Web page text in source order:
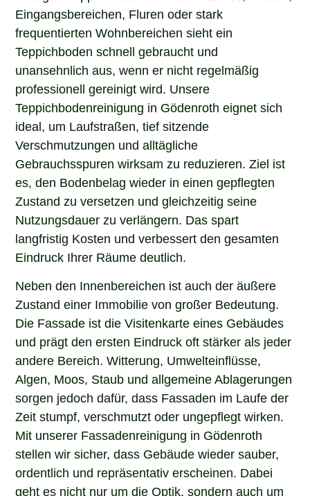
Eingangsbereichen, Fluren oder stark
frequentierten Wohnbereichen sieht ein
Teppichboden schnell gebraucht und
unansehnlich aus, wenn er nicht regelmäßig
professionell gereinigt wird. Unsere
Teppichbodenreinigung in Gödenroth eignet sich
ideal, um Laufstraßen, tief sitzende
Verschmutzungen und alltägliche
Gebrauchsspuren wirksam zu reduzieren. Ziel ist
es, den Bodenbelag wieder in einen gepflegten
Zustand zu versetzen und gleichzeitig seine
Nutzungsdauer zu verlängern. Das spart
langfristig Kosten und verbessert den gesamten
Eindruck Ihrer Räume deutlich.
Neben den Innenbereichen ist auch der äußere
Zustand einer Immobilie von großer Bedeutung.
Die Fassade ist die Visitenkarte eines Gebäudes
und prägt den ersten Eindruck oft stärker als jeder
andere Bereich. Witterung, Umwelteinflüsse,
Algen, Moos, Staub und allgemeine Ablagerungen
sorgen jedoch dafür, dass Fassaden im Laufe der
Zeit stumpf, verschmutzt oder ungepflegt wirken.
Mit unserer Fassadenreinigung in Gödenroth
stellen wir sicher, dass Gebäude wieder sauber,
ordentlich und repräsentativ erscheinen. Dabei
geht es nicht nur um die Optik, sondern auch um